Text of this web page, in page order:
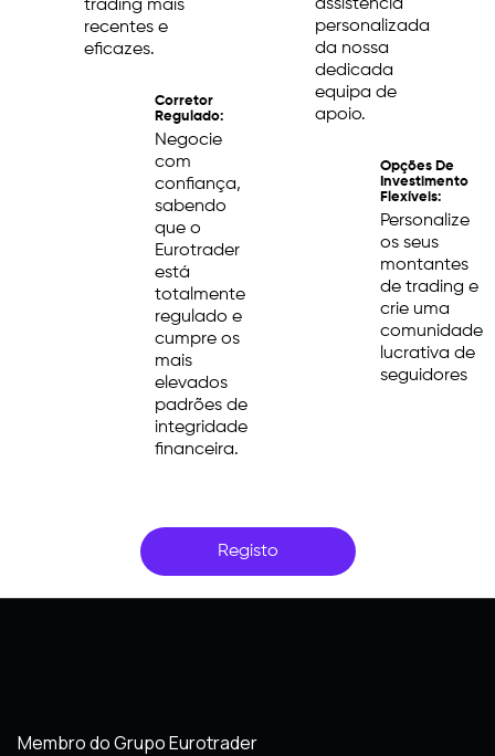
trading mais
recentes e
eficazes.
Corretor
Regulado:
Negocie
com
confiança,
sabendo
que o
Eurotrader
está
totalmente
regulado e
cumpre os
mais
elevados
padrões de
integridade
financeira.
assistência
personalizada
da nossa
dedicada
equipa de
apoio.
Opções De
Investimento
Flexíveis:
Personalize
os seus
montantes
de trading e
crie uma
comunidade
lucrativa de
seguidores
Registo
Membro do Grupo Eurotrader